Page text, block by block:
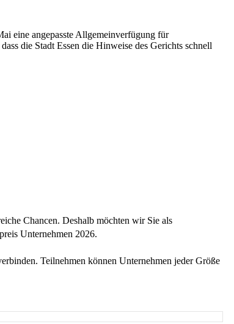
eine angepasste Allgemeinverfügung für
die Stadt Essen die Hinweise des Gerichts schnell
Chancen. Deshalb möchten wir Sie als
Unternehmen 2026.
Teilnehmen können Unternehmen jeder Größe